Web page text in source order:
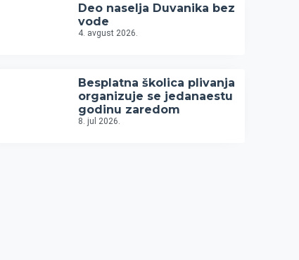
Deo naselja Duvanika bez
vode
4. avgust 2026.
Besplatna školica plivanja
organizuje se jedanaestu
godinu zaredom
8. jul 2026.